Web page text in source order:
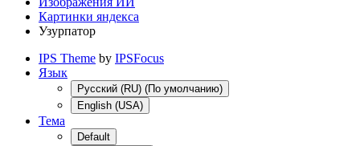
Картинки яндекса
Узурпатор
IPS Theme by IPSFocus
Язык
Русский (RU) (По умолчанию)
English (USA)
Тема
Default